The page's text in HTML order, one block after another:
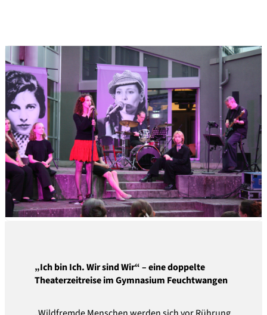
„Ich bin Ich. Wir sind Wir“ – eine doppelte
Theaterzeitreise im Gymnasium Feuchtwangen